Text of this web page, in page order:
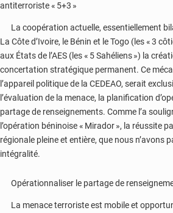
antiterroriste « 5+3 »
La coopération actuelle, essentiellement
La Côte d’Ivoire, le Bénin et le Togo (les « 3
aux États de l’AES (les « 5 Sahéliens ») la
concertation stratégique permanent. Ce
l’appareil politique de la CEDEAO, serait
l’évaluation de la menace, la planification
partage de renseignements. Comme l’a
l’opération béninoise « Mirador », la réussite
régionale pleine et entière, que nous n’avons
intégralité.
Opérationnaliser le partage de
La menace terroriste est mobile et